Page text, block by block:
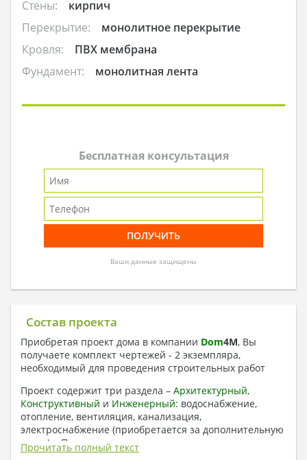
Стены:
кирпич
Перекрытие:
монолитное перекрытие
Кровля:
ПВХ мембрана
Фундамент:
монолитная лента
Бесплатная консультация
Ваши данные защищены
Состав проекта
Приобретая проект дома в компании Dom4M, Вы
получаете комплект чертежей - 2 экземпляра,
необходимый для проведения строительных работ
Проект содержит три раздела – Архитектурный,
Конструктивный и Инженерный: водоснабжение,
отопление, вентиляция, канализация,
электроснабжение (приобретается за дополнительную
плату) + Пояснительная записка.
Прочитать полный текст